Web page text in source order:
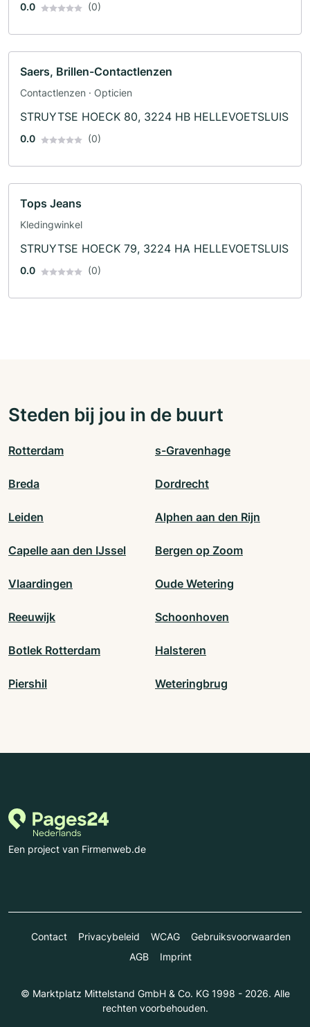
0.0 (0)
Saers, Brillen-Contactlenzen
Contactlenzen · Opticien
STRUYTSE HOECK 80, 3224 HB HELLEVOETSLUIS
0.0 (0)
Tops Jeans
Kledingwinkel
STRUYTSE HOECK 79, 3224 HA HELLEVOETSLUIS
0.0 (0)
Steden bij jou in de buurt
Rotterdam s-Gravenhage
Breda Dordrecht
Leiden Alphen aan den Rijn
Capelle aan den IJssel Bergen op Zoom
Vlaardingen Oude Wetering
Reeuwijk Schoonhoven
Botlek Rotterdam Halsteren
Piershil Weteringbrug
Een project van Firmenweb.de
Contact Privacybeleid WCAG
Gebruiksvoorwaarden
AGB
Imprint
© Marktplatz Mittelstand GmbH & Co. KG 1998 - 2026. Alle
rechten voorbehouden.